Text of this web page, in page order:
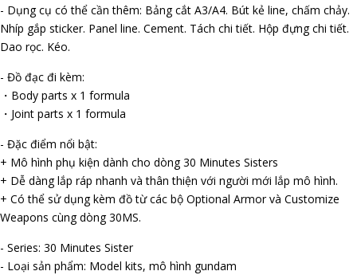
- Dụng cụ có thể cần thêm: Bảng cắt A3/A4. Bút kẻ line, chấm chảy.
Nhíp gắp sticker. Panel line. Cement. Tách chi tiết. Hộp đựng chi tiết.
Dao rọc. Kéo.
- Đồ đạc đi kèm:
・Body parts x 1 formula
・Joint parts x 1 formula
- Đặc điểm nổi bật:
+ Mô hình phụ kiện dành cho dòng 30 Minutes Sisters
+ Dễ dàng lắp ráp nhanh và thân thiện với người mới lắp mô hình.
+ Có thể sử dụng kèm đồ từ các bộ Optional Armor và Customize
Weapons cùng dòng 30MS.
- Series: 30 Minutes Sister
- Loại sản phẩm: Model kits, mô hình gundam